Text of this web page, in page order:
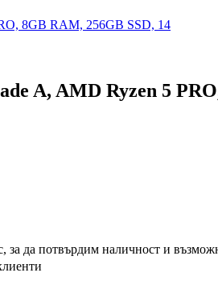
A, AMD Ryzen 5
да потвърдим наличност и